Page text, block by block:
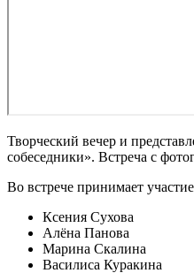
Творческий вечер и
собеседники». Встреча с
Во встрече принимает
Ксения Сухова
Алёна Панова
Марина Скалина
Василиса Куракина